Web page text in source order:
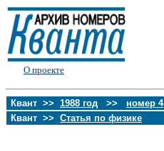
О проекте
Квант >> 1988 год >> номер 4
Квант >> Статья по физике